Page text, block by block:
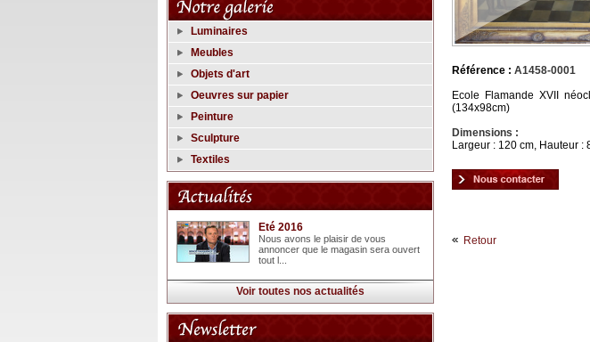
Luminaires
Meubles
Objets d'art
Oeuvres sur papier
Peinture
Sculpture
Textiles
Eté 2016
Nous avons le plaisir de vous
annoncer que le magasin sera ouvert
tout l...
Voir toutes nos actualités
Référence : A1458-0001
Ecole Flamande XVII
(134x98cm)
Dimensions :
Largeur : 120 cm, Hauteur :
Retour